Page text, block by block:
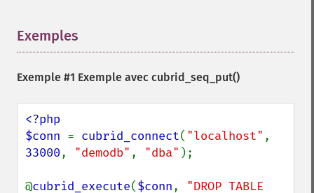
Exemples
Exemple #1 Exemple avec cubrid_seq_put()
<?php
$conn = cubrid_connect( "localhost"
33000, "demodb" , "dba" );
@cubrid_execute($conn, "DROP TABLE